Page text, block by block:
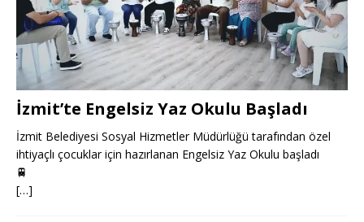
İzmit’te Engelsiz Yaz Okulu Başladı
İzmit Belediyesi Sosyal Hizmetler Müdürlüğü tarafından özel
ihtiyaçlı çocuklar için hazırlanan Engelsiz Yaz Okulu başladı
🚆
[…]